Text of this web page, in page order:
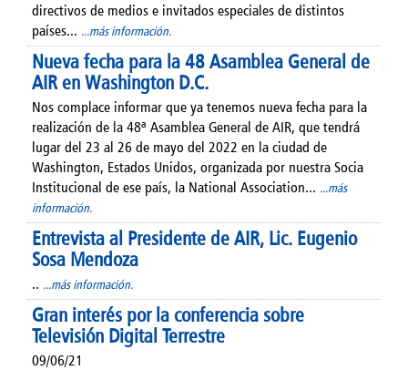
directivos de medios e invitados especiales de distintos
países... ...más información.
Nueva fecha para la 48 Asamblea General de
AIR en Washington D.C.
Nos complace informar que ya tenemos nueva fecha para la
realización de la 48ª Asamblea General de AIR, que tendrá
lugar del 23 al 26 de mayo del 2022 en la ciudad de
Washington, Estados Unidos, organizada por nuestra Socia
Institucional de ese país, la National Association... ...más
información.
Entrevista al Presidente de AIR, Lic. Eugenio
Sosa Mendoza
.. ...más información.
Gran interés por la conferencia sobre
Televisión Digital Terrestre
09/06/21